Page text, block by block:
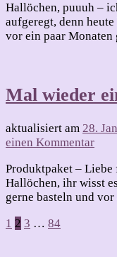
Hallöchen, puuuh –
aufgeregt, denn
vor ein paar
Mal wieder
aktualisiert am 28.
einen Kommentarzu
eine
Produktpaket –
Hallöchen, ihr wisst
gerne basteln und
Seite
1 Seite
2 Seite
3 … Seite
84